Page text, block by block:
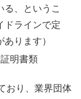
る、というこ
ドラインで定
ります）
明書類
おり、業界団体